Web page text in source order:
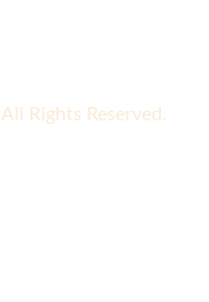
Rights Reserved.